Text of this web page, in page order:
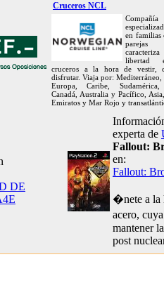
Cruceros NCL
Compañía
en familias
libertad
cruceros a la hora de vestir,
disfrutar. Viaja por: Mediterráneo,
Europa, Caribe, Sudamérica,
Canadá, Australia y Pacífico,
Emiratos y Mar Rojo y
DE
experta de
Fallout:
en:
Fallout:
�nete a la
acero,
mantener
post